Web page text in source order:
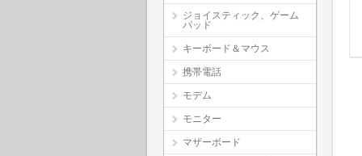
ジョイスティック、ゲーム
パッド
キーボード＆マウス
携帯電話
モデム
モニター
マザーボード